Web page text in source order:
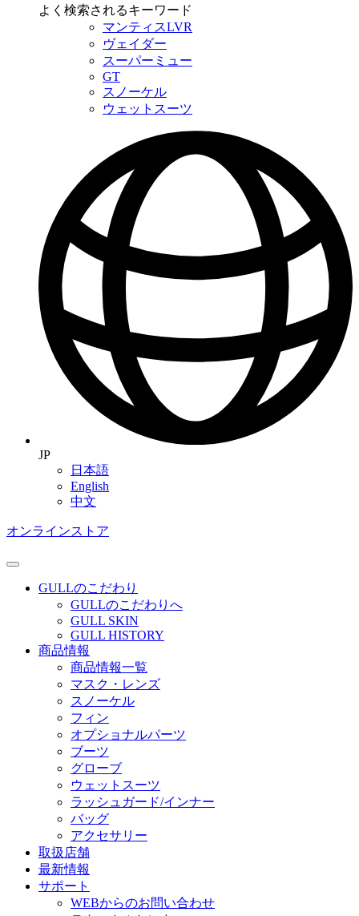
よく検索されるキーワード
マンティスLVR
ヴェイダー
スーパーミュー
GT
スノーケル
ウェットスーツ
JP
日本語
English
中文
オンラインストア
GULLのこだわり
GULLのこだわりへ
GULL SKIN
GULL HISTORY
商品情報
商品情報一覧
マスク・レンズ
スノーケル
フィン
オプショナルパーツ
ブーツ
グローブ
ウェットスーツ
ラッシュガード/インナー
バッグ
アクセサリー
取扱店舗
最新情報
サポート
WEBからのお問い合わせ